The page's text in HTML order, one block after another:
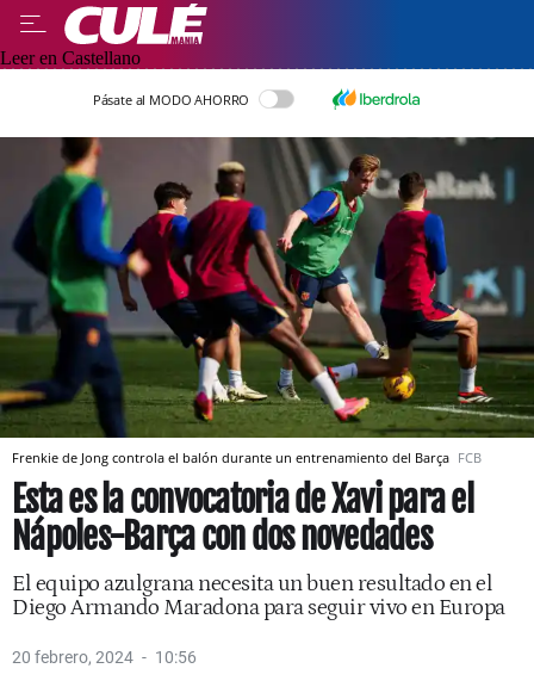
Leer en Castellano
Pásate al MODO AHORRO
Frenkie de Jong controla el balón durante un entrenamiento del Barça FCB
Esta es la convocatoria de Xavi para el
Nápoles-Barça con dos novedades
El equipo azulgrana necesita un buen resultado en el
Diego Armando Maradona para seguir vivo en Europa
20 febrero, 2024 10:56